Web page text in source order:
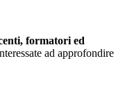
formatori ed
ad approfondire